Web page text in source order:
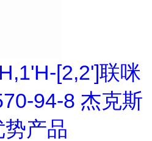
[2,2']联咪
94-8 杰克斯
产品